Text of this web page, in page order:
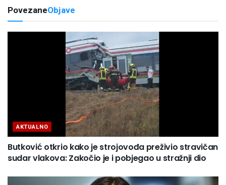
PovezaneObjave
AKTUALNO
Butković otkrio kako je strojovođa preživio stravičan
sudar vlakova: Zakočio je i pobjegao u stražnji dio